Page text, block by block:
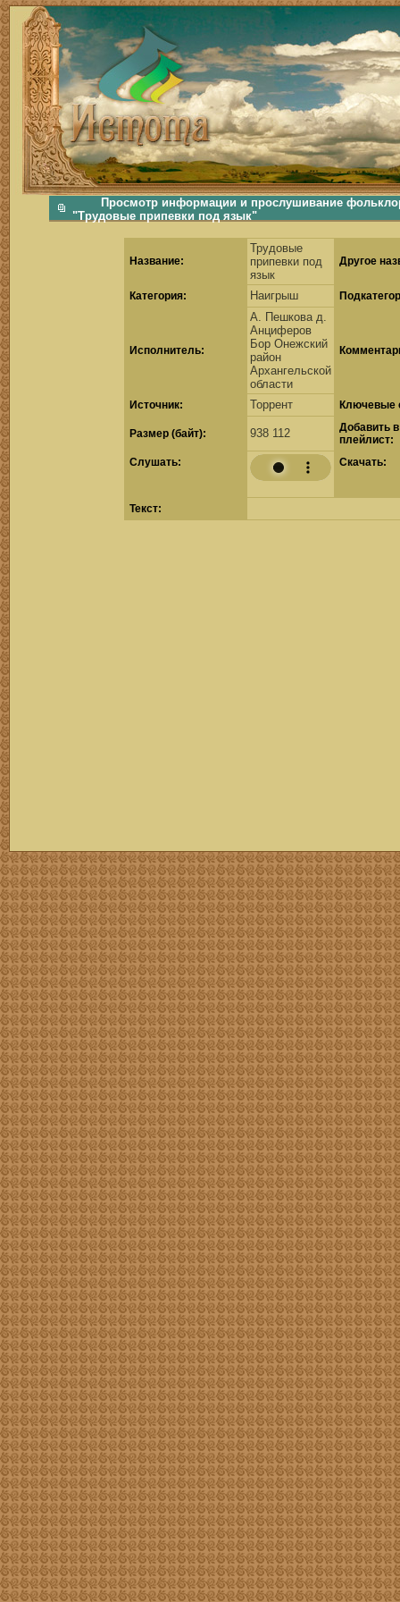
фольклорная музыка, фольклор хороводы бабушки русские народные песни послушать скачать каталог фольклора Скачать Поиск музыки, поиск фольклора, искать песни, как пели
Просмотр информации и прослушивание
"Трудовые припевки под язык"
Название:
Трудовые
припевки под
язык
Другое
Категория: Наигрыш
Исполнитель:
А. Пешкова д.
Анциферов
Бор Онежский
район
Архангельской
области
Источник: Торрент Ключевые
Размер (байт): 938 112
Добавить в
плейлист:
Cлушать:
Скачать:
Текст:
скачать mp3 бесплатно мп3,Россия,патриот,сохранение традиций,великая страна,история,тексты песен, описание песен, удобный каталог mp3 фольклора